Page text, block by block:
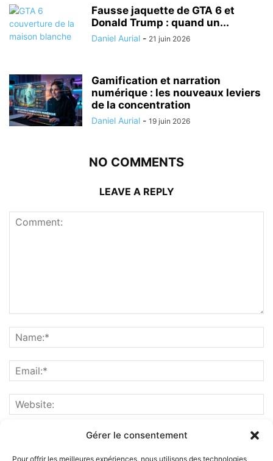
Gérer le consentement
Pour offrir les meilleures expériences, nous utilisons des technologies
Fausse jaquette de GTA 6 et
Donald Trump : quand un...
Daniel Aurial - 21 juin 2026
Gamification et narration
numérique : les nouveaux leviers
de la concentration
Daniel Aurial - 19 juin 2026
NO COMMENTS
LEAVE A REPLY